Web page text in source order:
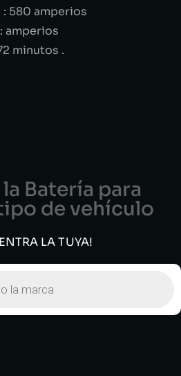
580 amperios
amperios
minutos .
Batería para
de vehículo
LA TUYA!